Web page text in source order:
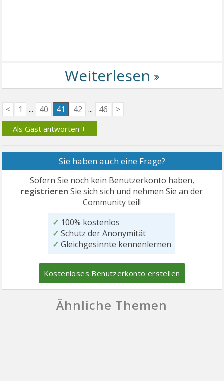
< 1 ... 40 41 42 ... 46 >
Als Gast antworten +
Sie haben auch eine Frage?
Sofern Sie noch kein Benutzerkonto haben,
registrieren Sie sich sich und nehmen Sie an der
Community teil!
✓ 100% kostenlos
✓ Schutz der Anonymität
✓ Gleichgesinnte kennenlernen
Kostenloses Benutzerkonto erstellen
Ähnliche Themen